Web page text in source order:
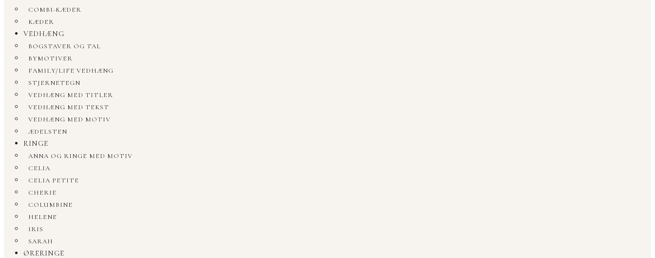
COMBI-KÆDER
KÆDER
VEDHÆNG
BOGSTAVER OG TAL
BYMOTIVER
FAMILY/LIFE VEDHÆNG
STJERNETEGN
VEDHÆNG MED TITLER
VEDHÆNG MED TEKST
VEDHÆNG MED MOTIV
ÆDELSTEN
RINGE
ANNA OG RINGE MED MOTIV
CELIA
CELIA PETITE
CHERIE
COLUMBINE
HELENE
IRIS
SARAH
ØRERINGE